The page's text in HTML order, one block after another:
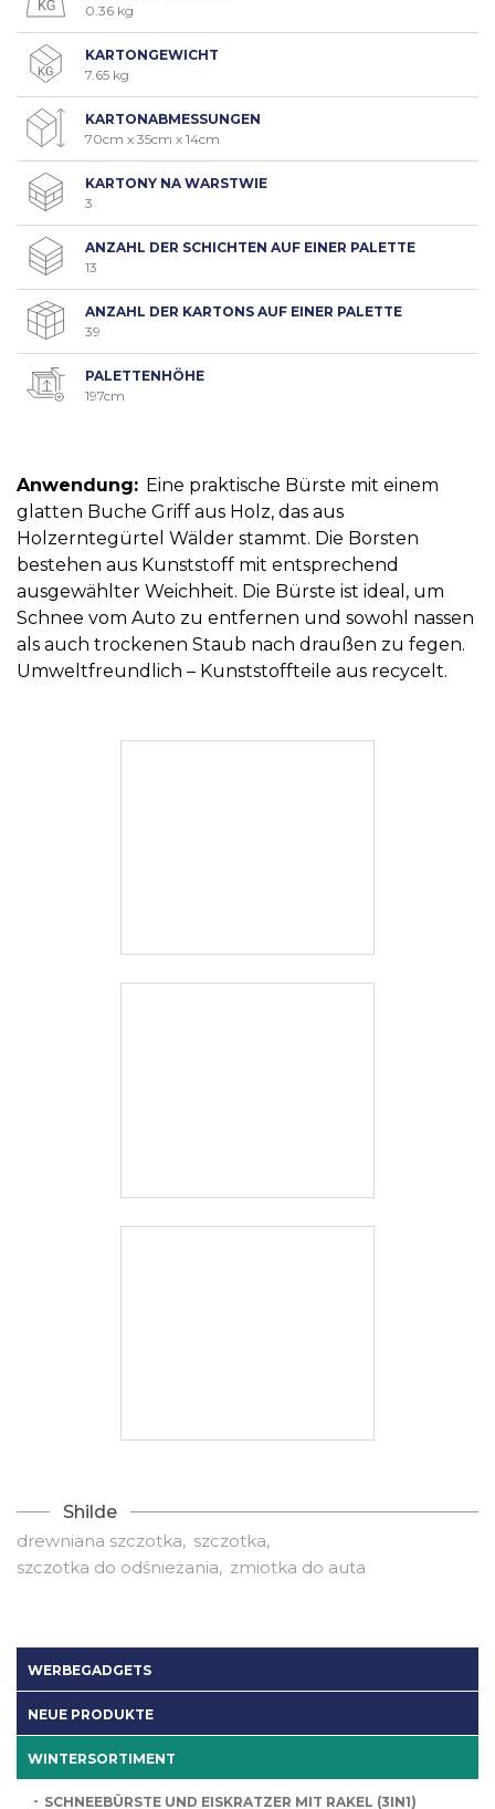
WERBEGADGETS
NEUE PRODUKTE
WINTERSORTIMENT
SCHNEEBÜRSTE UND EISKRATZER MIT RAKEL (3IN1)
0.36 kg
KARTONGEWICHT
7.65 kg
KARTONABMESSUNGEN
70cm x 35cm x 14cm
KARTONY NA WARSTWIE
3
ANZAHL DER SCHICHTEN AUF EINER PALETTE
13
ANZAHL DER KARTONS AUF EINER PALETTE
39
PALETTENHÖHE
197cm
Anwendung: Eine praktische Bürste mit einem
glatten Buche Griff aus Holz, das aus
Holzerntegürtel Wälder stammt. Die Borsten
bestehen aus Kunststoff mit entsprechend
ausgewählter Weichheit. Die Bürste ist ideal, um
Schnee vom Auto zu entfernen und sowohl nassen
als auch trockenen Staub nach draußen zu fegen.
Umweltfreundlich – Kunststoffteile aus recycelt.
Shilde
drewniana szczotka
szczotka
szczotka do odśnieżania
zmiotka do auta